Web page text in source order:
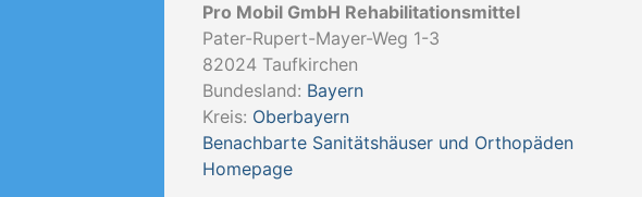
Pro Mobil GmbH Rehabilitationsmittel
Pater-Rupert-Mayer-Weg 1-3
82024 Taufkirchen
Bundesland: Bayern
Kreis: Oberbayern
Benachbarte Sanitätshäuser und Orthopäden
Homepage